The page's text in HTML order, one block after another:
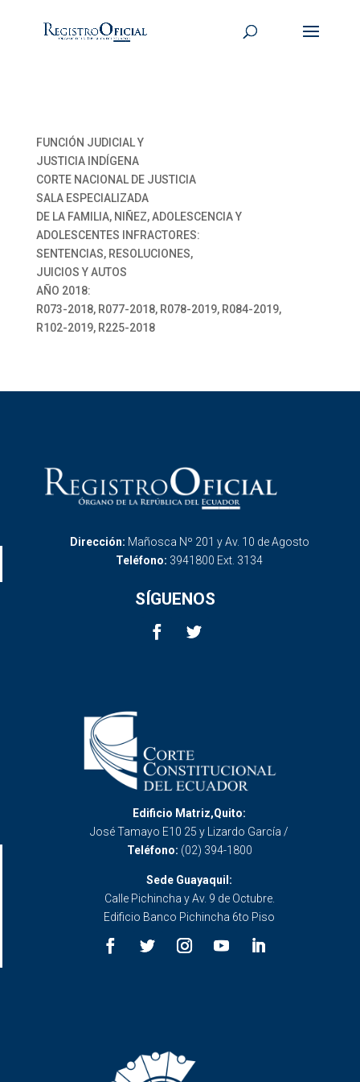
FUNCIÓN JUDICIAL Y
JUSTICIA INDÍGENA
CORTE NACIONAL DE JUSTICIA
SALA ESPECIALIZADA
DE LA FAMILIA, NIÑEZ, ADOLESCENCIA Y
ADOLESCENTES INFRACTORES:
SENTENCIAS, RESOLUCIONES,
JUICIOS Y AUTOS
AÑO 2018:
R073-2018, R077-2018, R078-2019, R084-2019,
R102-2019, R225-2018
Dirección: Mañosca Nº 201 y Av. 10 de Agosto
Teléfono: 3941800 Ext. 3134
SÍGUENOS
Edificio Matriz,Quito:
José Tamayo E10 25 y Lizardo García /
Teléfono: (02) 394-1800
Sede Guayaquil:
Calle Pichincha y Av. 9 de Octubre.
Edificio Banco Pichincha 6to Piso